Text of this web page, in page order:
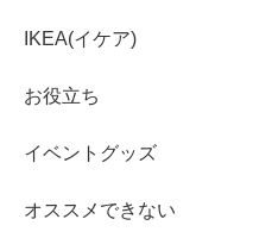
IKEA(イケア)
お役立ち
イベントグッズ
オススメできない